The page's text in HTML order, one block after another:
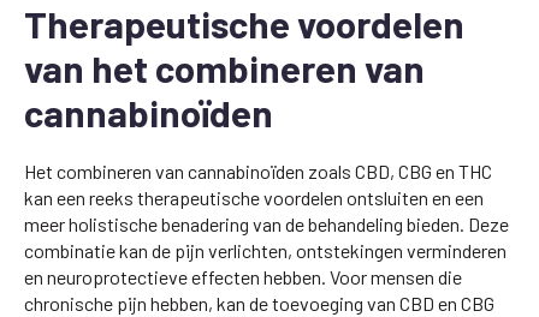
Therapeutische voordelen
van het combineren van
cannabinoïden
Het combineren van cannabinoïden zoals CBD, CBG en THC
kan een reeks therapeutische voordelen ontsluiten en een
meer holistische benadering van de behandeling bieden. Deze
combinatie kan de pijn verlichten, ontstekingen verminderen
en neuroprotectieve effecten hebben. Voor mensen die
chronische pijn hebben, kan de toevoeging van CBD en CBG